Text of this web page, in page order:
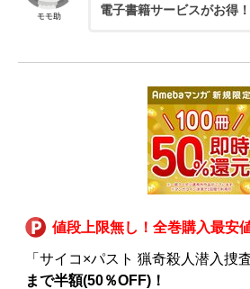
モモ助
電子書籍サービスがお得！
値段上限無し！全巻購入最安
「サイコ×パスト 猟奇殺人潜入捜
まで半額(50％OFF)！